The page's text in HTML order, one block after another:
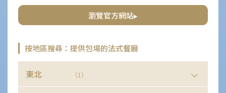
瀏覽官方網站▸
按地區搜尋：提供包場的法式餐廳
東北 （1）